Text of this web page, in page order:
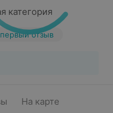
категория
отзыв
На карте